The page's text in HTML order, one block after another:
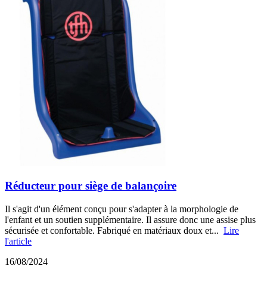
Réducteur pour siège de balançoire
Il s'agit d'un élément conçu pour s'adapter à la morphologie de
l'enfant et un soutien supplémentaire. Il assure donc une assise plus
sécurisée et confortable. Fabriqué en matériaux doux et... Lire
l'article
16/08/2024